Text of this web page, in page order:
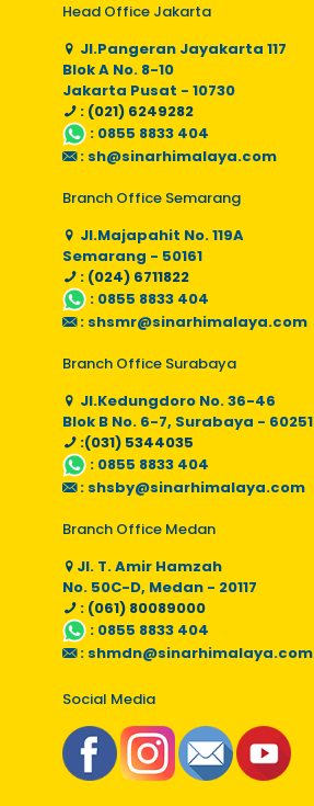
Head Office Jakarta
Jl.Pangeran Jayakarta 117
Blok A No. 8-10
Jakarta Pusat - 10730
: (021) 6249282
: 0855 8833 404
: sh@sinarhimalaya.com
Branch Office Semarang
Jl.Majapahit No. 119A
Semarang - 50161
: (024) 6711822
: 0855 8833 404
: shsmr@sinarhimalaya.com
Branch Office Surabaya
Jl.Kedungdoro No. 36-46
Blok B No. 6-7, Surabaya - 60251
:(031) 5344035
: 0855 8833 404
: shsby@sinarhimalaya.com
Branch Office Medan
Jl. T. Amir Hamzah
No. 50C-D, Medan - 20117
: (061) 80089000
: 0855 8833 404
: shmdn@sinarhimalaya.com
Social Media